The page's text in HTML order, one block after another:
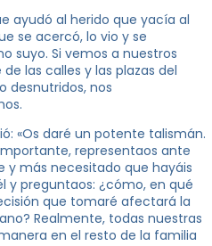
ayudó al herido que yacía al
se acercó, lo vio y se
suyo. Si vemos a nuestros
las calles y las plazas del
desnutridos, nos
«Os daré un potente talismán.
representaos ante
y más necesitado que hayáis
y preguntaos: ¿cómo, en qué
que tomaré afectará la
Realmente, todas nuestras
en el resto de la familia